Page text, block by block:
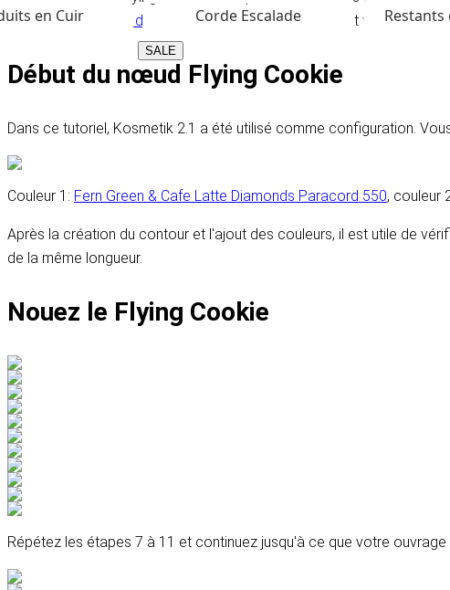
en Cuir Corde Escalade Restants
SALE
combien de mètres de paracorde vous avez besoin
et vous
Début du nœud Flying Cookie
Dans ce tutoriel, Kosmetik 2.1 a été utilisé comme configuration.
Couleur 1: Fern Green & Cafe Latte Diamonds Paracord 550, couleur
Après la création du contour et l'ajout des couleurs, il est utile de
de la même longueur.
Nouez le Flying Cookie
Répétez les étapes 7 à 11 et continuez jusqu'à ce que votre ouvrage